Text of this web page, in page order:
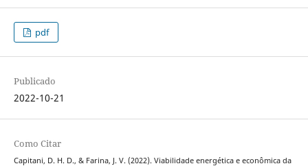
pdf
Publicado
2022-10-21
Como Citar
Capitani, D. H. D., & Farina, J. V. (2022). Viabilidade energética e econômica da